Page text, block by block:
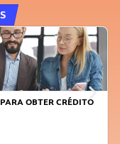
OBTER CRÉDITO